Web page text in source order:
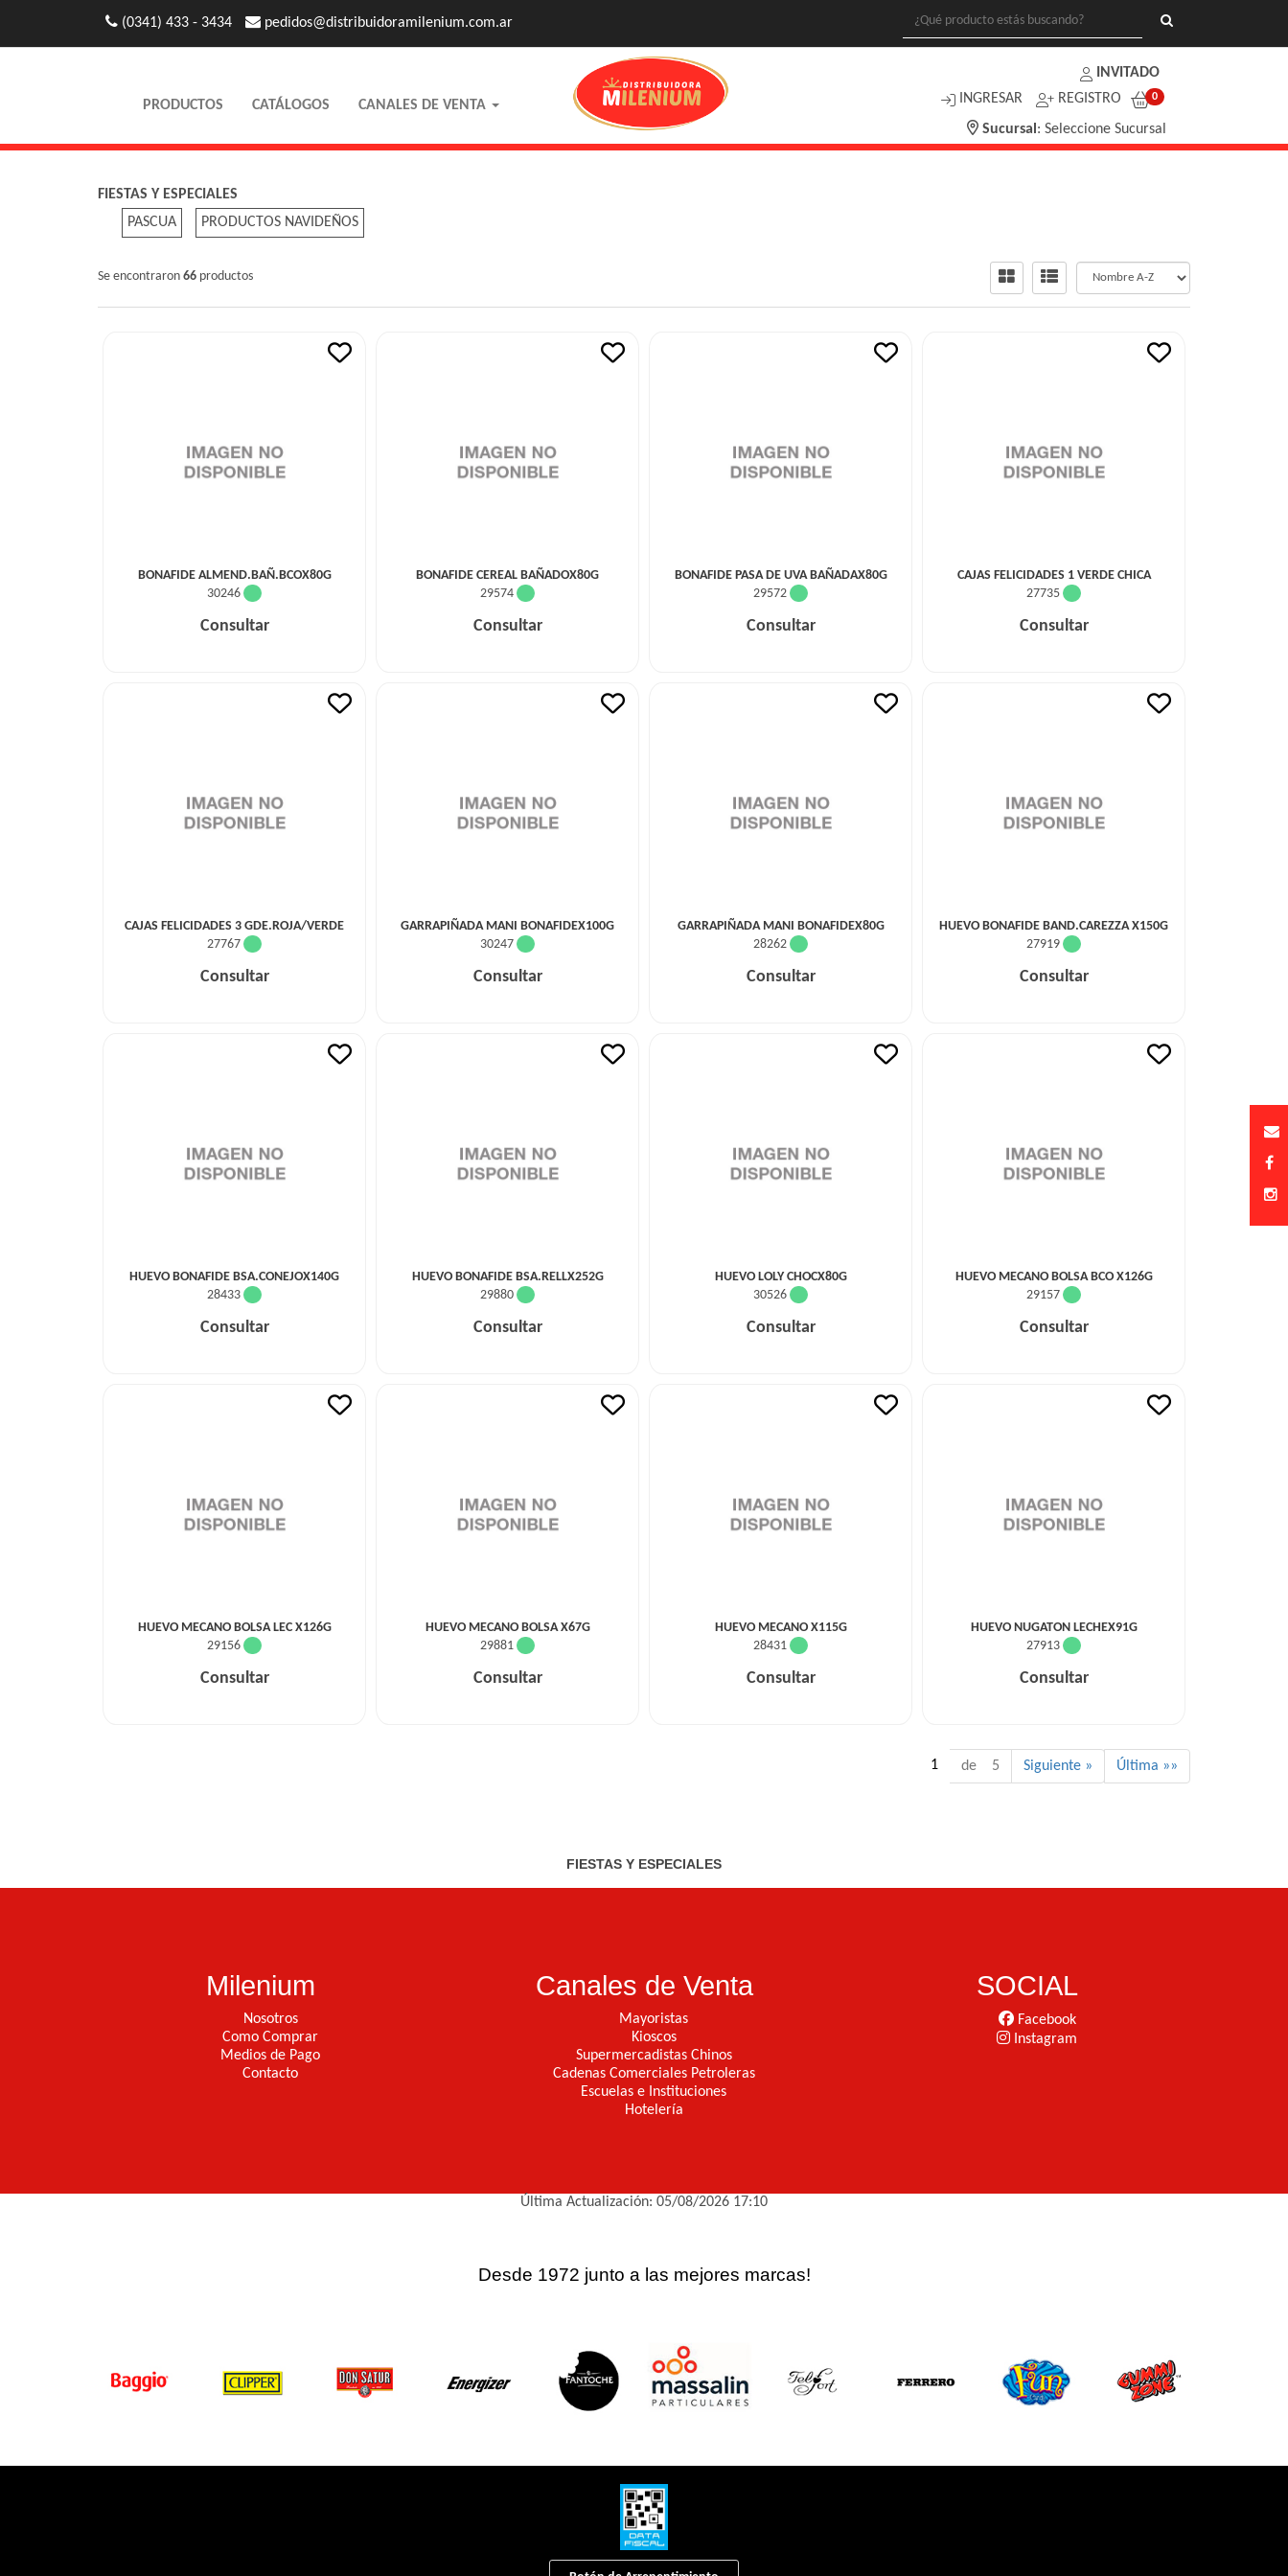
(0341) 433 - 3434 pedidos@distribuidoramilenium.com.ar
INVITADO
INGRESAR
REGISTRO
Sucursal :Seleccione Sucursal
0
PRODUCTOS CATÁLOGOS CANALES DE VENTA
FIESTAS Y ESPECIALES
PASCUA
PRODUCTOS NAVIDEÑOS
Se encontraron 66 productos
BONAFIDE ALMEND.BAÑ.BCOX80G
30246
Consultar
BONAFIDE CEREAL BAÑADOX80G
29574
Consultar
BONAFIDE PASA DE UVA BAÑADAX80G
29572
Consultar
CAJAS FELICIDADES 1 VERDE CHICA
27735
Consultar
CAJAS FELICIDADES 3 GDE.ROJA/VERDE
27767
Consultar
GARRAPIÑADA MANI BONAFIDEX100G
30247
Consultar
GARRAPIÑADA MANI BONAFIDEX80G
28262
Consultar
HUEVO BONAFIDE BAND.CAREZZA X150G
27919
Consultar
HUEVO BONAFIDE BSA.CONEJOX140G
28433
Consultar
HUEVO BONAFIDE BSA.RELLX252G
29880
Consultar
HUEVO LOLY CHOCX80G
30526
Consultar
HUEVO MECANO BOLSA BCO X126G
29157
Consultar
HUEVO MECANO BOLSA LEC X126G
29156
Consultar
HUEVO MECANO BOLSA X67G
29881
Consultar
HUEVO MECANO X115G
28431
Consultar
HUEVO NUGATON LECHEX91G
27913
Consultar
1 de 5 Siguiente » Última »»
FIESTAS Y ESPECIALES
Milenium
Nosotros
Como Comprar
Medios de Pago
Contacto
Canales de Venta
Mayoristas
Kioscos
Supermercadistas Chinos
Cadenas Comerciales Petroleras
Escuelas e Instituciones
Hotelería
SOCIAL
Facebook
Instagram
Última Actualización: 05/08/2026 17:10
Desde 1972 junto a las mejores marcas!